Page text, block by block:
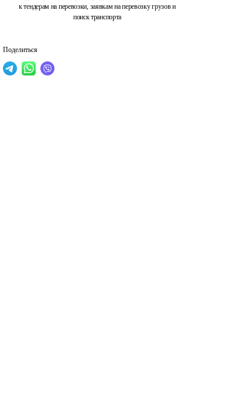
к тендерам на перевозки, заявкам на перевозку грузов и
поиск транспорта
Поделиться